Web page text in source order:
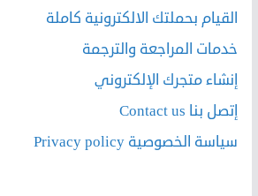
القيام بحملتك الالكترونية كاملة
خدمات المراجعة والترجمة
إنشاء متجرك الإلكتروني
إتصل بنا Contact us
سياسة الخصوصية Privacy policy